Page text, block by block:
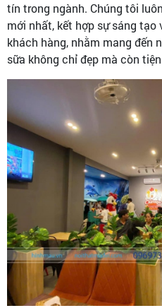
tín trong ngành. Chúng tôi
mới nhất, kết hợp sự sáng tạo
khách hàng, nhằm mang đến
sữa không chỉ đẹp mà còn